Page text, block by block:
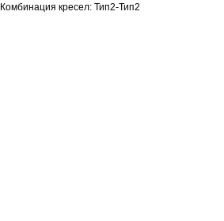
Комбинация кресел: Тип2-Тип2